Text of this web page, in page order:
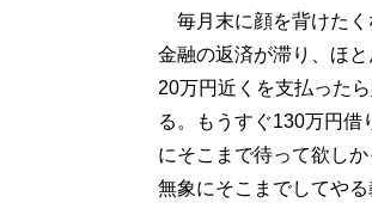
毎月末に顔を背けたく
金融の返済が滞り、ほ
20万円近くを支払った
る。もうすぐ130万円借
にそこまで待って欲し
無象にそこまでしてや